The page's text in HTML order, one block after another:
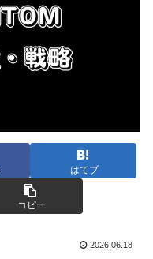
はてブ
コピー
2026.06.18